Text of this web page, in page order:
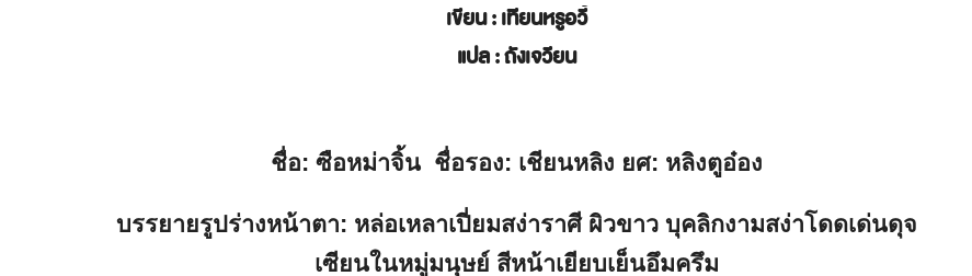
เขียน: เทียนหรูอวี้
แปล: ถังเจวียน
ชื่อ: ซือหม่าจิ้น ชื่อรอง: เชียนหลิง ยศ: หลิงตูอ๋อง
บรรยายรูปร่างหน้าตา: หล่อเหลาเปี่ยมสง่าราศี ผิวขาว บุคลิกงามสง่าโดดเด่นดุจ
เซียนในหมู่มนุษย์ สีหน้าเยียบเย็นอึมครึม